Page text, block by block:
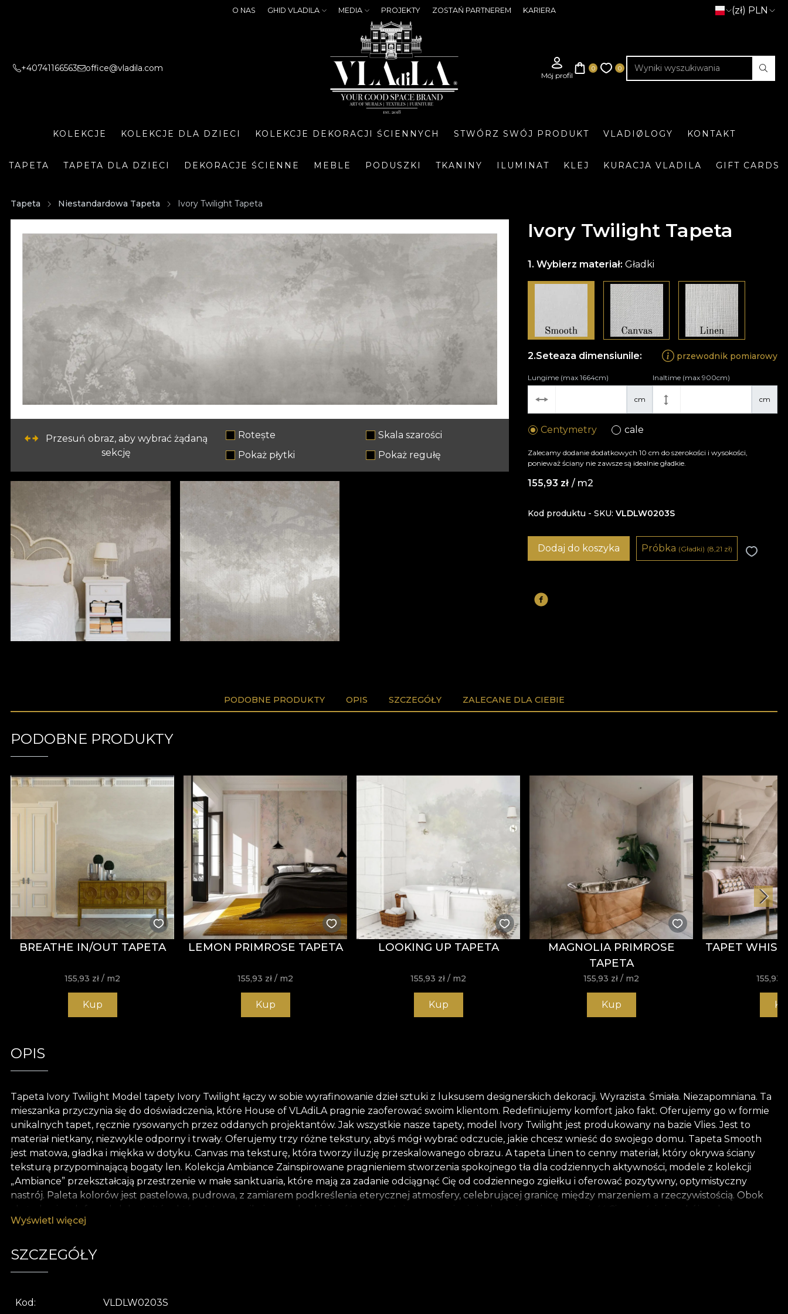
O NAS GHID VLADILA MEDIA PROJEKTY ZOSTAŃ PARTNEREM KARIERA (zł) PLN
+40741166563 office@vladila.com
KOLEKCJE KOLEKCJE DLA DZIECI KOLEKCJE DEKORACJI ŚCIENNYCH STWÓRZ SWÓJ PRODUKT VLADIØLOGY KONTAKT
TAPETA TAPETA DLA DZIECI DEKORACJE ŚCIENNE MEBLE PODUSZKI TKANINY ILUMINAT KLEJ KURACJA VLADILA GIFT CARDS
Tapeta Niestandardowa Tapeta Ivory Twilight Tapeta
Przesuń obraz, aby wybrać żądaną
sekcję
Rotește
Skala szarości
Pokaż płytki
Pokaż regułę
Ivory Twilight Tapeta
Wybierz materiał:Gładki
Seteaza dimensiunile: przewodnik pomiarowy
cm
Lungime (max 1664cm)
cm
Inaltime (max 900cm)
Centymetry cale
Zalecamy dodanie dodatkowych 10 cm do szerokości i wysokości,
ponieważ ściany nie zawsze są idealnie gładkie.
155,93 zł / m2
Kod produktu - SKU VLDLW0203S
Dodaj do koszyka Próbka (Gładki) (8,21 zł)
PODOBNE PRODUKTY OPIS SZCZEGÓŁY ZALECANE DLA CIEBIE
PODOBNE PRODUKTY
BREATHE IN/OUT TAPETA
155,93 zł / m2
Kup
LEMON PRIMROSE TAPETA
155,93 zł / m2
Kup
LOOKING UP TAPETA
155,93 zł / m2
Kup
MAGNOLIA PRIMROSE
TAPETA
155,93 zł / m2
Kup
TAPET
155,93
OPIS
Tapeta Ivory Twilight Model tapety Ivory Twilight łączy w sobie wyrafinowanie dzieł sztuki z luksusem designerskich dekoracji. Wyrazista. Śmiała. Niezapomniana. Ta
mieszanka przyczynia się do doświadczenia, które House of VLAdiLA pragnie zaoferować swoim klientom. Redefiniujemy komfort jako fakt. Oferujemy go w formie
unikalnych tapet, ręcznie rysowanych przez oddanych projektantów. Jak wszystkie nasze tapety, model Ivory Twilight jest produkowany na bazie Vlies. Jest to
materiał nietkany, niezwykle odporny i trwały. Oferujemy trzy różne tekstury, abyś mógł wybrać odczucie, jakie chcesz wnieść do swojego domu. Tapeta Smooth
jest matowa, gładka i miękka w dotyku. Canvas ma teksturę, która tworzy iluzję przeskalowanego obrazu. A tapeta Linen to cenny materiał, który okrywa ściany
teksturą przypominającą bogaty len. Kolekcja Ambiance Zainspirowane pragnieniem stworzenia spokojnego tła dla codziennych aktywności, modele z kolekcji
„Ambiance” przekształcają przestrzenie w małe sanktuaria, które mają za zadanie odciągnąć Cię od codziennego zgiełku i oferować pozytywny, optymistyczny
nastrój. Paleta kolorów jest pastelowa, pudrowa, z zamiarem podkreślenia eterycznej atmosfery, celebrującej granicę między marzeniem a rzeczywistością. Obok
w ciągu dnia. Potrafią oczarować swoją prostotą, ale prostotą otuloną tajemnicą i elegancją. Istota tej tapety znajduje się i podkreśla kobiecą i delikatną stronę
połączonymi z teksturami o stonowanym wyglądzie grunge. *Z miłości i szacunku dla natury, wszystkie nasze tapety są wykonane z materiałów naturalnych,
Wyświetl więcej
SZCZEGÓŁY
Kod VLDLW0203S